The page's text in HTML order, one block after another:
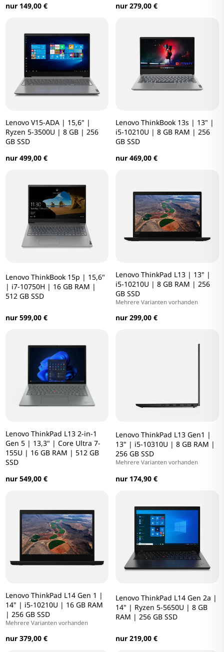
nur 149,00 €
nur 279,00 €
Lenovo V15-ADA | 15,6" |
Ryzen 5-3500U | 8 GB | 256
GB SSD
nur 499,00 €
Lenovo ThinkBook 13s | 13" |
i5-10210U | 8 GB RAM | 256
GB SSD
nur 469,00 €
Lenovo ThinkBook 15p | 15,6"
| i7-10750H | 16 GB RAM |
512 GB SSD
nur 599,00 €
Lenovo ThinkPad L13 | 13" |
i5-10210U | 8 GB RAM | 256
GB SSD
Mehrere Varianten vorhanden
nur 299,00 €
Lenovo ThinkPad L13 2-in-1
Gen 5 | 13,3" | Core Ultra 7-
155U | 16 GB RAM | 512 GB
SSD
nur 549,00 €
Lenovo ThinkPad L13 Gen1 |
13" | i5-10310U | 8 GB RAM |
256 GB SSD
Mehrere Varianten vorhanden
nur 174,90 €
Lenovo ThinkPad L14 Gen 1 |
14" | i5-10210U | 16 GB RAM
| 256 GB SSD
Mehrere Varianten vorhanden
nur 379,00 €
Lenovo ThinkPad L14 Gen 2a |
14" | Ryzen 5-5650U | 8 GB
RAM | 256 GB SSD
nur 219,00 €